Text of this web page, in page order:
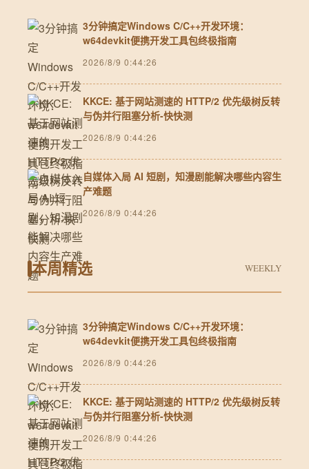
3分钟搞定Windows C/C++开发环境：
w64devkit便携开发工具包终极指南
2026/8/9 0:44:26
KKCE: 基于网站测速的 HTTP/2 优先级树反转
与伪并行阻塞分析-快快测
2026/8/9 0:44:26
自媒体入局 AI 短剧，知漫剧能解决哪些内容生
产难题
2026/8/9 0:44:26
本周精选 WEEKLY
3分钟搞定Windows C/C++开发环境：
w64devkit便携开发工具包终极指南
2026/8/9 0:44:26
KKCE: 基于网站测速的 HTTP/2 优先级树反转
与伪并行阻塞分析-快快测
2026/8/9 0:44:26